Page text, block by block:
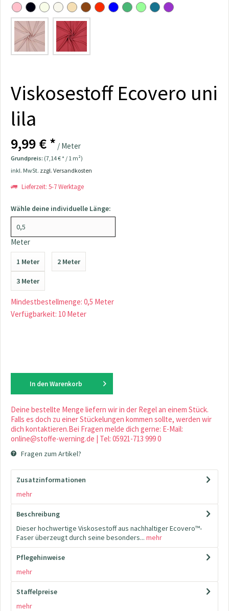
Viskosestoff Ecovero uni
lila
9,99 € * / Meter
Grundpreis: (7,14 € * / 1 m²)
inkl. MwSt. zzgl. Versandkosten
Lieferzeit: 5-7 Werktage
Wähle deine individuelle Länge:
Meter
1 Meter 2 Meter
3 Meter
Mindestbestellmenge: 0,5 Meter
Verfügbarkeit: 10 Meter
In den Warenkorb
Deine bestellte Menge liefern wir in der Regel an einem Stück.
Falls es doch zu einer Stückelungen kommen sollte, werden wir
dich kontaktieren.Bei Fragen melde dich gerne: E-Mail:
online@stoffe-werning.de | Tel: 05921-713 999 0
Fragen zum Artikel?
Zusatzinformationen
mehr
Beschreibung
Dieser hochwertige Viskosestoff aus nachhaltiger Ecovero™-
Faser überzeugt durch seine besonders... mehr
Pflegehinweise
mehr
Staffelpreise
mehr